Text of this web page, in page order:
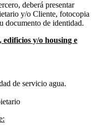
deberá presentar
y/o Cliente, fotocopia
documento de identidad.
y/o housing e
de servicio agua.